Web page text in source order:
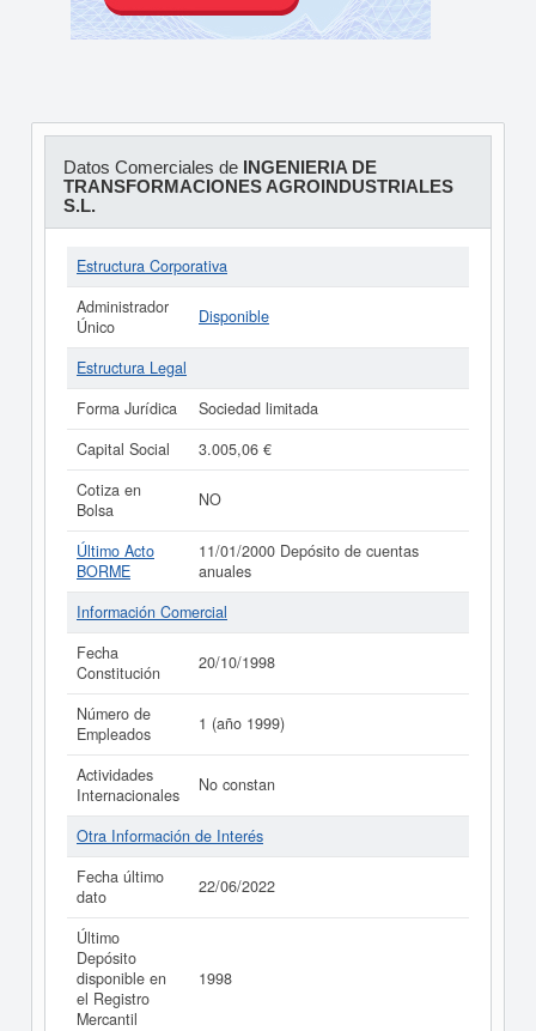
Datos Comerciales de INGENIERIA DE
TRANSFORMACIONES AGROINDUSTRIALES
S.L.
Estructura Corporativa
Administrador
Único
Disponible
Estructura Legal
Forma Jurídica
Sociedad limitada
Capital Social
3.005,06 €
Cotiza en
Bolsa
NO
Último Acto
BORME
11/01/2000 Depósito de cuentas
anuales
Información Comercial
Fecha
Constitución
20/10/1998
Número de
Empleados
1 (año 1999)
Actividades
Internacionales
No constan
Otra Información de Interés
Fecha último
dato
22/06/2022
Último
Depósito
disponible en
el Registro
Mercantil
1998